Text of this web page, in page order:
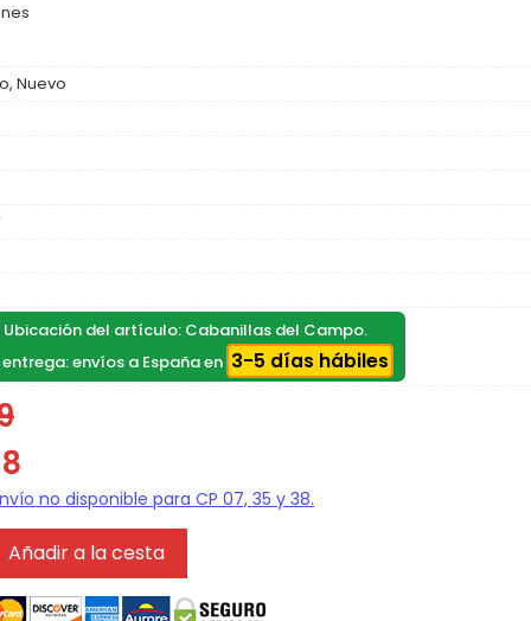
Nuevo
Ubicación del artículo: Cabanillas del Campo.
envíos a España en 3-5 días hábiles
Añadir a la cesta